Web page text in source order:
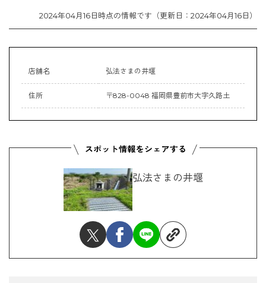
2024年04月16日時点の情報です（更新日：2024年04月16日）
店舗名 弘法さまの井堰
住所 〒828-0048 福岡県豊前市大字久路土
弘法さまの井堰